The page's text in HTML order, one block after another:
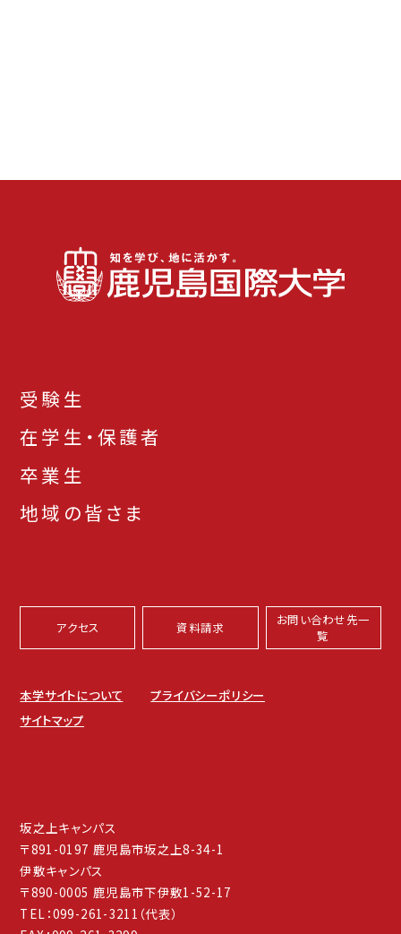
受験生
在学生・保護者
卒業生
地域の皆さま
アクセス 資料請求
お問い合わせ先一
覧
本学サイトについて
プライバシーポリシー
サイトマップ
坂之上キャンパス
〒891-0197 鹿児島市坂之上8-34-1
伊敷キャンパス
〒890-0005 鹿児島市下伊敷1-52-17
TEL：099-261-3211（代表）